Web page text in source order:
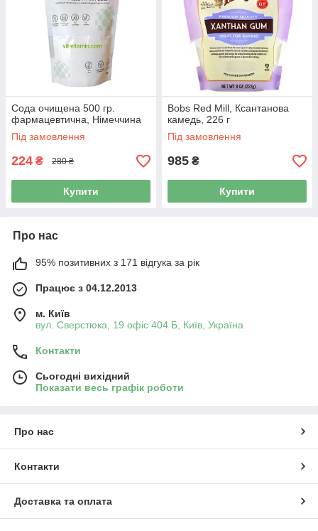
Сода очищена 500 гр.
фармацевтична, Німеччина
Під замовлення
224 ₴ 280 ₴
Купити
Bobs Red Mill, Ксантанова
камедь, 226 г
Під замовлення
985 ₴
Купити
Про нас
95% позитивних з 171 відгука за рік
Працює з 04.12.2013
м. Київ
вул. Сверстюка, 19 офіс 404 Б, Київ, Україна
Контакти
Сьогодні вихідний
Показати весь графік роботи
Про нас
Контакти
Доставка та оплата